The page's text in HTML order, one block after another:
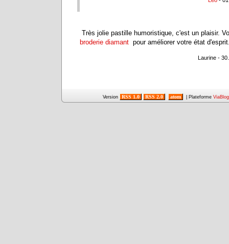
Très jolie pastille humoristique, c'est un plaisir.
broderie diamant pour améliorer votre état
Laurine -
Version RSS 1.0 RSS 2.0 atom | Plateforme